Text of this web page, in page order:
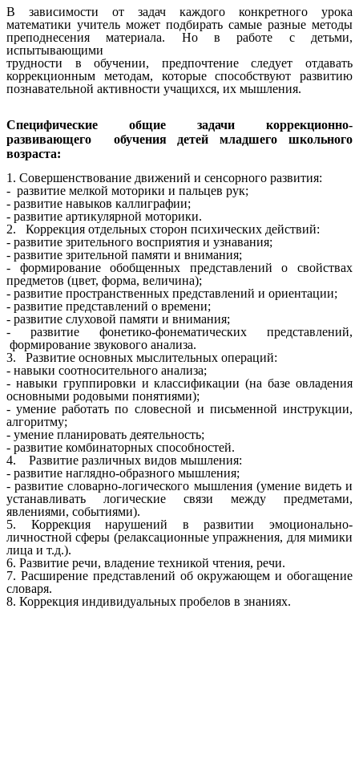
В зависимости от задач каждого конкретного урока
математики учитель может подбирать самые разные методы
преподнесения материала. Но в работе с детьми,
испытывающими
трудности в обучении, предпочтение следует отдавать
коррекционным методам, которые способствуют развитию
познавательной активности учащихся, их мышления.
Специфические общие задачи коррекционно-
развивающего обучения детей младшего школьного
возраста:
1. Совершенствование движений и сенсорного развития:
- развитие мелкой моторики и пальцев рук;
- развитие навыков каллиграфии;
- развитие артикулярной моторики.
2. Коррекция отдельных сторон психических действий:
- развитие зрительного восприятия и узнавания;
- развитие зрительной памяти и внимания;
- формирование обобщенных представлений о свойствах
предметов (цвет, форма, величина);
- развитие пространственных представлений и ориентации;
- развитие представлений о времени;
- развитие слуховой памяти и внимания;
- развитие фонетико-фонематических представлений,
формирование звукового анализа.
3. Развитие основных мыслительных операций:
- навыки соотносительного анализа;
- навыки группировки и классификации (на базе овладения
основными родовыми понятиями);
- умение работать по словесной и письменной инструкции,
алгоритму;
- умение планировать деятельность;
- развитие комбинаторных способностей.
4. Развитие различных видов мышления:
- развитие наглядно-образного мышления;
- развитие словарно-логического мышления (умение видеть и
устанавливать логические связи между предметами,
явлениями, событиями).
5. Коррекция нарушений в развитии эмоционально-
личностной сферы (релаксационные упражнения, для мимики
лица и т.д.).
6. Развитие речи, владение техникой чтения, речи.
7. Расширение представлений об окружающем и обогащение
словаря.
8. Коррекция индивидуальных пробелов в знаниях.